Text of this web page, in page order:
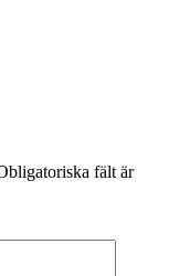
fält är